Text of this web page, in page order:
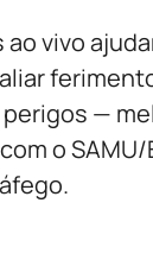
vivo
—
o SAMU/